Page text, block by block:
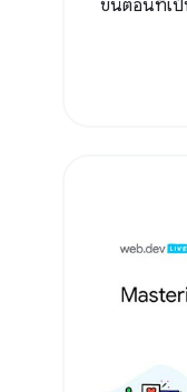
ขั้นตอนที่เป็